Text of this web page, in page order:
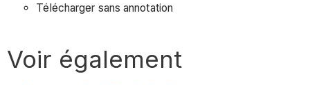
Télécharger sans annotation
Voir également